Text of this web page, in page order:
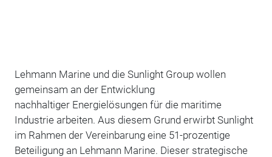
Lehmann Marine und die Sunlight Group wollen
gemeinsam an der Entwicklung
nachhaltiger Energielösungen für die maritime
Industrie arbeiten. Aus diesem Grund erwirbt Sunlight
im Rahmen der Vereinbarung eine 51-prozentige
Beteiligung an Lehmann Marine. Dieser strategische